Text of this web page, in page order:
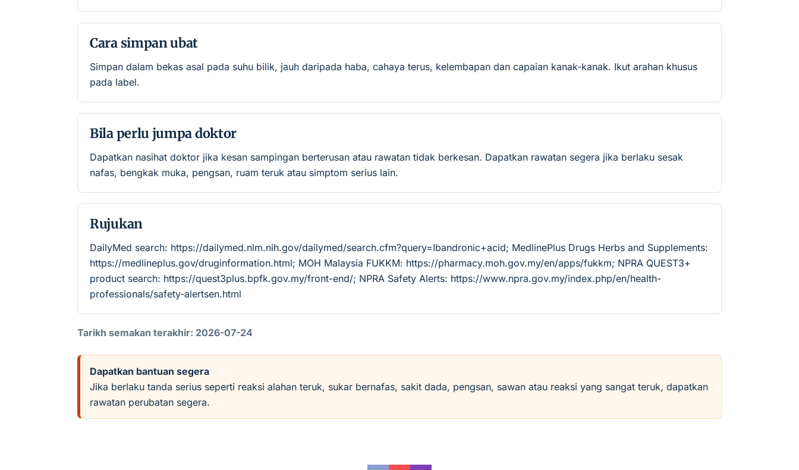
Cara simpan ubat
Simpan dalam bekas asal pada suhu bilik, jauh daripada haba, cahaya terus, kelembapan dan capaian kanak-kanak. Ikut arahan khusus
pada label.
Bila perlu jumpa doktor
Dapatkan nasihat doktor jika kesan sampingan berterusan atau rawatan tidak berkesan. Dapatkan rawatan segera jika berlaku sesak
nafas, bengkak muka, pengsan, ruam teruk atau simptom serius lain.
Rujukan
DailyMed search: https://dailymed.nlm.nih.gov/dailymed/search.cfm?query=Ibandronic+acid; MedlinePlus Drugs Herbs and Supplements:
https://medlineplus.gov/druginformation.html; MOH Malaysia FUKKM: https://pharmacy.moh.gov.my/en/apps/fukkm; NPRA QUEST3+
product search: https://quest3plus.bpfk.gov.my/front-end/; NPRA Safety Alerts: https://www.npra.gov.my/index.php/en/health-
professionals/safety-alertsen.html
Tarikh semakan terakhir: 2026-07-24
Dapatkan bantuan segera
Jika berlaku tanda serius seperti reaksi alahan teruk, sukar bernafas, sakit dada, pengsan, sawan atau reaksi yang sangat teruk, dapatkan
rawatan perubatan segera.